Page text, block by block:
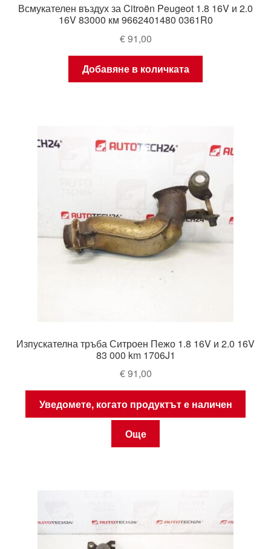
Всмукателен въздух за Citroën Peugeot 1.8 16V и 2.0
16V 83000 км 9662401480 0361R0
€91,00
Добавяне в количката
Изпускателна тръба Ситроен Пежо 1.8 16V и 2.0 16V
83 000 km 1706J1
€91,00
Уведомете, когато продуктът е наличен
Още